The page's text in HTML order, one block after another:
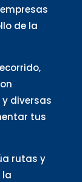
de la
diversas
tus
rutas y
la